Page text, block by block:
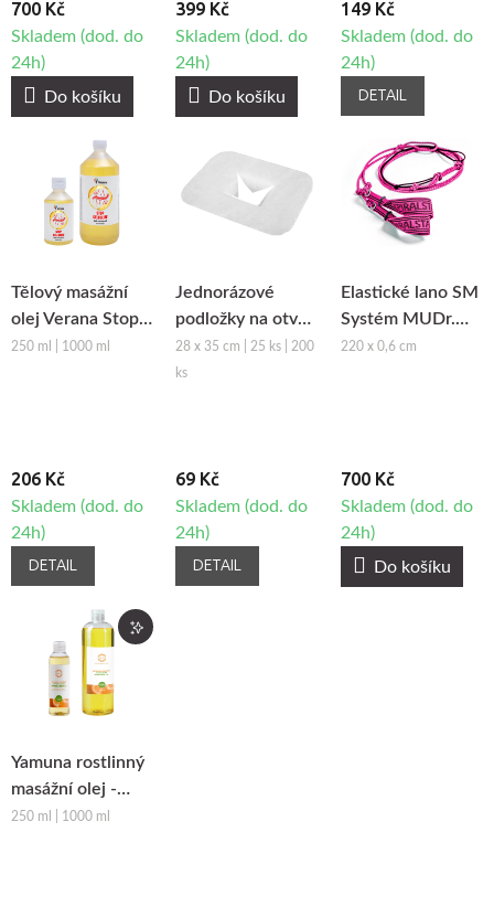
700 Kč
Skladem (dod. do
24h)
Do košíku
399 Kč
Skladem (dod. do
24h)
Do košíku
149 Kč
Skladem (dod. do
24h)
DETAIL
Tělový masážní
olej Verana Stop
Celulitidě
250 ml | 1000 ml
206 Kč
Skladem (dod. do
24h)
DETAIL
Jednorázové
podložky na otvor
obličeje z netkané
textilie Fabulo
28 x 35 cm | 25 ks | 200
ks
69 Kč
Skladem (dod. do
24h)
DETAIL
Elastické lano SM
Systém MUDr.
Smíšek - růžová
220 x 0,6 cm
700 Kč
Skladem (dod. do
24h)
Do košíku
Yamuna rostlinný
masážní olej -
Pomeranč-
250 ml | 1000 ml